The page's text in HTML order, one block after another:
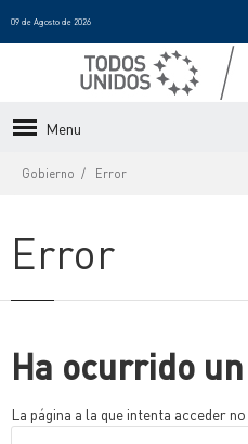
09 de Agosto de 2026
Menu
Gobierno Error
Error
Ha ocurrido
La página a la que intenta acceder